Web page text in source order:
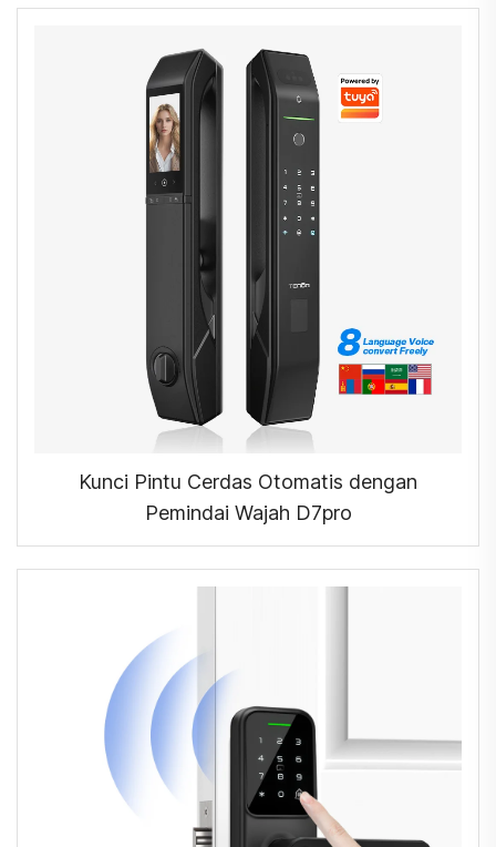
Kunci Pintu Cerdas Otomatis dengan
Pemindai Wajah D7pro